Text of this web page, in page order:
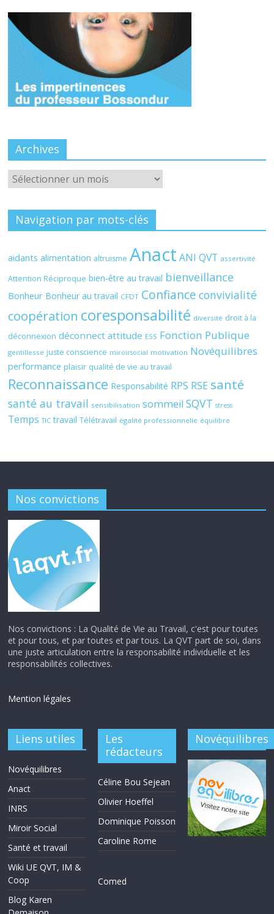
Archives
Archives
Navigation par mots-clés
aidants alimentation altruisme Anact ANI QVT assertivité
Attention Réciproque bien-être au travail bienveillance
Bonheur Bonheur au travail CFDT Confiance convivialité
coopération coresponsabilité diversité droit à la
déconnexion déconnect attitude ESS Fonction Publique
gentillesse juste conscience miroirsocial motivation Novéquilibres
performance plaisir qualité de vie au travail
Reconnaissance Responsabilité RPS RSE santé
santé au travail sensibilisation sommeil SQVT stress
Temps TIC travail Télétravail égalité professionnelle équilibre
Nos convictions
Nos convictions : La Qualité de Vie au Travail, c'est pour toutes
et pour tous, et par toutes et par tous. La QVT part de soi, dans
une juste articulation entre la responsabilité individuelle et les
responsabilités collectives.
Mention légales
Liens utiles
Novéquilibres
Anact
INRS
Miroir Social
Santé et travail
Wiki UE QVT, IM &
Coop
Blog Karen
Les
rédacteurs
Céline Bou Sejean
Olivier Hoeffel
Dominique Poisson
Caroline Rome
Comed
Novéquilibres